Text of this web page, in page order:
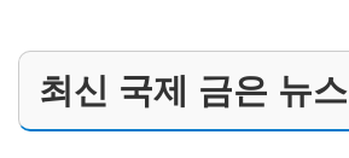
최신 국제 금은 뉴스